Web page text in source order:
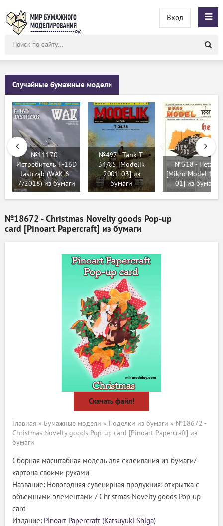
сайту
Вход
Случайные бумажные модели
№11170 -
Истребитель F-16D
Jastrząb (WAK 6-
7/2018) из бумаги
№497 - Tank T-
34/85 [Modelik
2001-03] из
бумаги
№518 - Hetzer
[Mikro Model
01] из бумаги
№18672 - Christmas Novelty goods Pop-up
card [Pinoart Papercraft] из бумаги
Скачать файл!
Главная » Бумажные модели » Поделки из бумаги » №18672 -
Christmas Novelty goods Pop-up card [Pinoart Papercraft] из
бумаги
Сборная масштабная модель для склеивания из бумаги/
картона своими руками
Название: Новогодняя сувенирная продукция: открытка с
объемными элементами / Christmas Novelty goods Pop-up
card
Издание: Pinoart Papercraft (Katsuyuki Shiga)